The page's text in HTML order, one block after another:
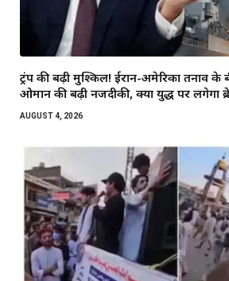
ट्रंप की बढ़ी मुश्किलें! ईरान-अमेरिका तनाव के
ओमान की बढ़ी नजदीकी, क्या युद्ध पर लगेगा
AUGUST 4, 2026